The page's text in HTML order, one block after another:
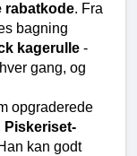
rabatkode. Fra
bagning
kagerulle -
gang, og
opgraderede
Piskeriset-
kan godt